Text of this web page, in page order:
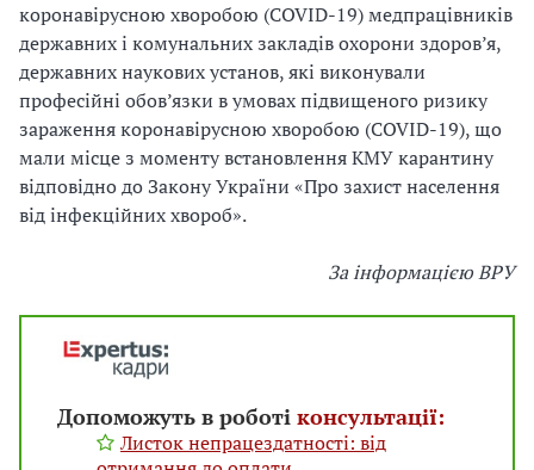
коронавірусною хворобою (COVID-19) медпрацівників
державних і комунальних закладів охорони здоров’я,
державних наукових установ, які виконували
професійні обов’язки в умовах підвищеного ризику
зараження коронавірусною хворобою (COVID-19), що
мали місце з моменту встановлення КМУ карантину
відповідно до Закону України «Про захист населення
від інфекційних хвороб».
За інформацією ВРУ
Допоможуть в роботі консультації:
Листок непрацездатності: від